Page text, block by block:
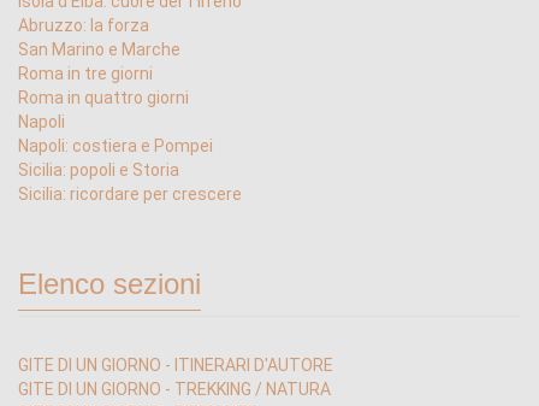
Abruzzo: la forza
San Marino e Marche
Roma in tre giorni
Roma in quattro giorni
Napoli
Napoli: costiera e Pompei
Sicilia: popoli e Storia
Sicilia: ricordare per crescere
Elenco sezioni
GITE DI UN GIORNO - ITINERARI D'AUTORE
GITE DI UN GIORNO - TREKKING / NATURA